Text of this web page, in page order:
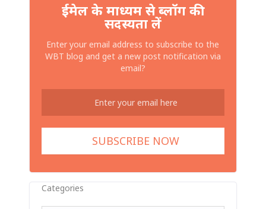
ईमेल के माध्यम से ब्लॉग की
सदस्यता लें
Enter your email address to subscribe to the
WBT blog and get a new post notification via
email?
Categories